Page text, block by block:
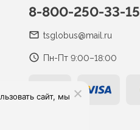
8-800-250-33-15
tsglobus@mail.ru
Пн-Пт 9:00–18:00
сайт, мы